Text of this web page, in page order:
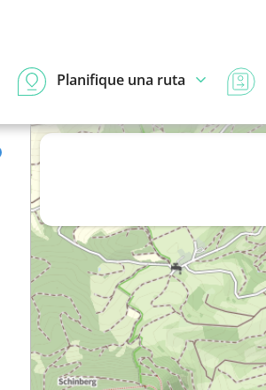
Planifique una ruta